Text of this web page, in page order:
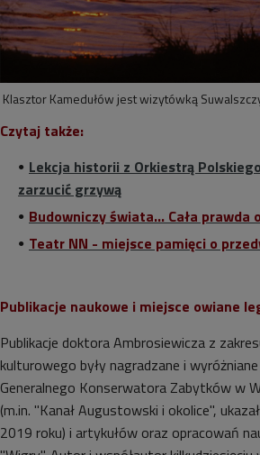
Klasztor Kamedułów jest wizytówką
Czytaj także:
Lekcja historii z Orkiestrą
zarzucić grzywą
Budowniczy świata... Cała
Teatr NN - miejsce pamięci o
Publikacje naukowe i miejsce owiane
Publikacje doktoraAmbrosiewicza z
kulturowego były nagradzane i
Generalnego Konserwatora Zabytków w
(m.in. "Kanał Augustowski i okolice",
2019 roku) i artykułów oraz opracowań